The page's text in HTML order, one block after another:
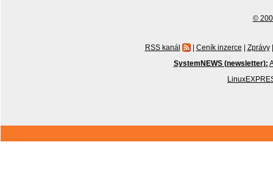
©
RSS kanál | Ceník inzerce | Zprávy |
SystemNEWS (newsletter):